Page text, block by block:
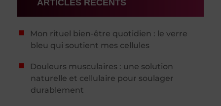
ARTICLES RÉCENTS
Mon rituel bien-être quotidien : le verre
bleu qui soutient mes cellules
Douleurs musculaires : une solution
naturelle et cellulaire pour soulager
durablement